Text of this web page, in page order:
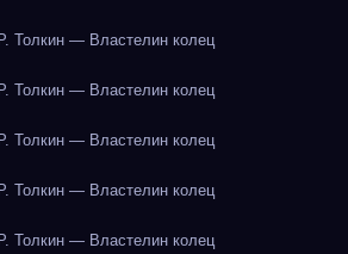
Толкин — Властелин колец
Толкин — Властелин колец
Толкин — Властелин колец
Толкин — Властелин колец
Толкин — Властелин колец